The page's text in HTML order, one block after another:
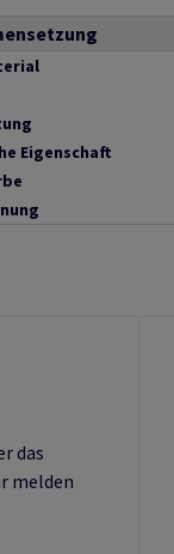
Eigenschaft
das
melden